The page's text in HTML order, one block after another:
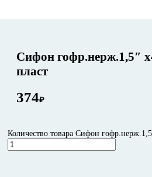
Сифон гофр.нерж.1,5″
пласт
374₽
Количество товара Сифон